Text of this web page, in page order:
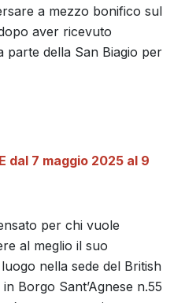
a mezzo bonifico sul
aver ricevuto
parte della San Biagio per
dal 7 maggio 2025 al 9
per chi vuole
al meglio il suo
nella sede del British
Borgo Sant’Agnese n.55